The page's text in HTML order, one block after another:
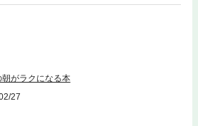
果的にすべての曜日を楽しみに迎えることが
ち溢れるようになります。つまり、月曜の朝
は30年にわたって50万人以上の人生を救って
書で紹介しているメソッドは、人生のあらゆ
活を実現させましょう。実際に人生を大きく
しました。あなたもその成果をぜひ体験して
朝がラクになる本
27